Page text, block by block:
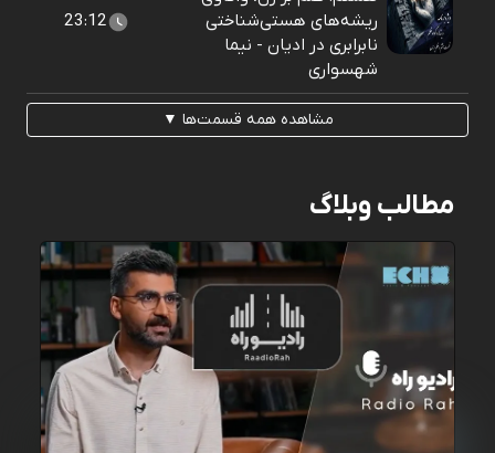
ریشه‌های هستی‌شناختی
نابرابری در ادیان - نیما
شهسواری
23:12
مشاهده همه قسمت‌ها ▼
مطالب وبلاگ